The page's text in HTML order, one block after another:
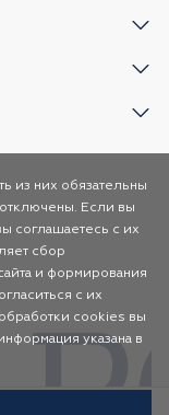
из них обязательны
Если вы
соглашаетесь с их
сбор
и формирования
с их
cookies вы
указана в